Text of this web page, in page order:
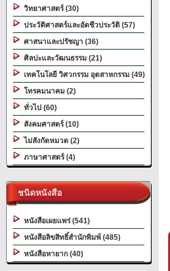
วิทยาศาสตร์ (30)
ประวัติศาสตร์และอัตชีวประวัติ (57)
ศาสนาและปรัชญา (36)
ศิลปะและวัฒนธรรม (21)
เทคโนโลยี วิศวกรรม อุตสาหกรรม (49)
โทรคมนาคม (2)
ทั่วไป (60)
สังคมศาสตร์ (10)
ไม่สังกัดหมวด (2)
ภาษาศาสตร์ (4)
ชนิดหนังสือ
หนังสือเผยแพร่ (541)
หนังสือลิขสิทธิ์สำนักพิมพ์ (485)
หนังสือหายาก (40)